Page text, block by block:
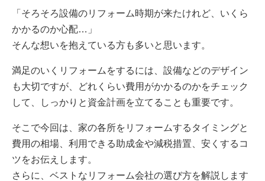
「そろそろ設備のリフォーム時期が来たけれど、いくら
かかるのか心配…」
そんな想いを抱えている方も多いと思います。
満足のいくリフォームをするには、設備などのデザイン
も大切ですが、どれくらい費用がかかるのかをチェック
して、しっかりと資金計画を立てることも重要です。
そこで今回は、家の各所をリフォームするタイミングと
費用の相場、利用できる助成金や減税措置、安くするコ
ツをお伝えします。
さらに、ベストなリフォーム会社の選び方を解説します